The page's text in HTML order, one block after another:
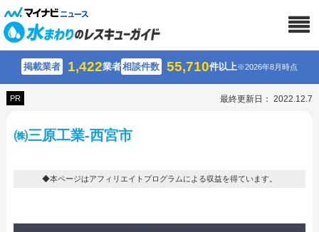
掲載業者 1,422業者相談件数 55,710件以上※2026年8月時点
PR 最終更新日： 2022.12.7
㈱三原工業-西宮市
◆本ページはアフィリエイトプログラムによる収益を得ています。